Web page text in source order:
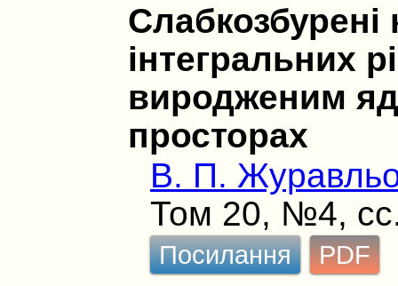
Слабкозбурені
інтегральних
виродженим
просторах
В. П.
Том 20, №4,
Посилання PDF